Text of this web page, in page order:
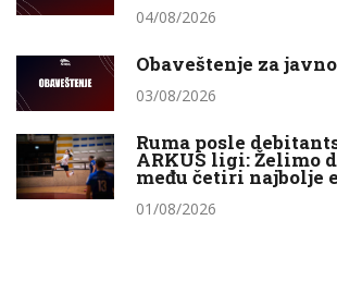
04/08/2026
Obaveštenje za
03/08/2026
Ruma posle
ARKUS ligi: Želimo
među četiri najbolje
01/08/2026